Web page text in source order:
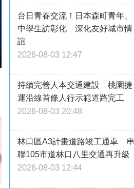
台日青春交流！日本森町青年、
中學生訪彰化 深化友好城市情
誼
2026-08-03 12:47
持續完善人本交通建設 桃園捷
運沿線首條人行示範道路完工
2026-08-03 20:48
林口區A3計畫道路竣工通車 串
聯105市道林口八里交通再升級
2026-08-03 12:44